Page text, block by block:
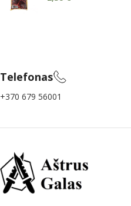
Telefonas
+370 679 56001